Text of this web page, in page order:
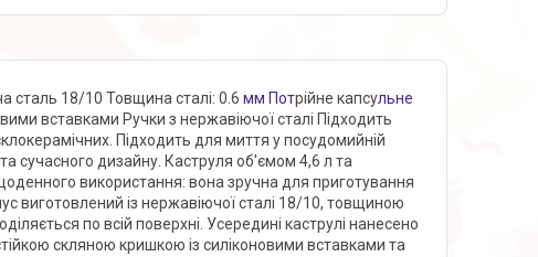
сталь 18/10 Товщина сталі: 0.6 мм Потрійне капсульне
вставками Ручки з нержавіючої сталі Підходить
Підходить для миття у посудомийній
сучасного дизайну. Каструля об'ємом 4,6 л та
використання: вона зручна для приготування
виготовлений із нержавіючої сталі 18/10, товщиною
по всій поверхні. Усередині каструлі нанесено
скляною кришкою із силіконовими вставками та